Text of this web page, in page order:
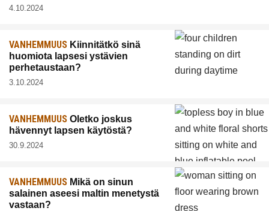
4.10.2024
VANHEMMUUS Kiinnitätkö sinä
huomiota lapsesi ystävien
perhetaustaan?
3.10.2024
VANHEMMUUS Oletko joskus
hävennyt lapsen käytöstä?
30.9.2024
VANHEMMUUS Mikä on sinun
salainen aseesi maltin menetystä
vastaan?